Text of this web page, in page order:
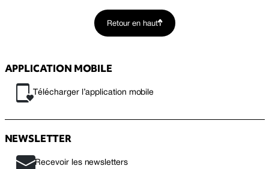
Retour en haut
APPLICATION MOBILE
Télécharger l’application mobile
NEWSLETTER
Recevoir les newsletters